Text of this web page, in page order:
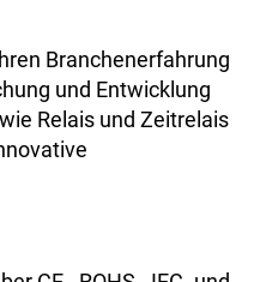
Branchenerfahrung
und Entwicklung
Relais und Zeitrelais